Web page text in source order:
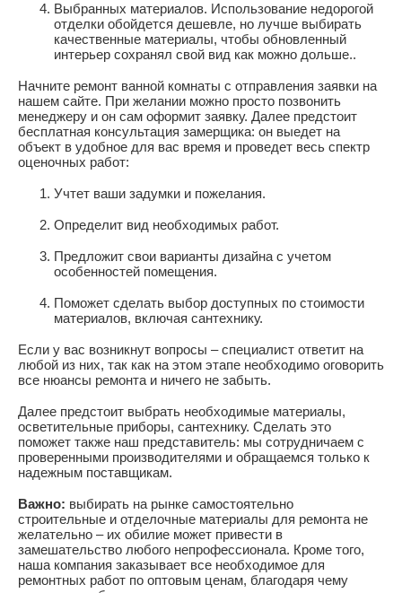
Выбранных материалов. Использование недорогой
отделки обойдется дешевле, но лучше выбирать
качественные материалы, чтобы обновленный
интерьер сохранял свой вид как можно дольше..
Начните ремонт ванной комнаты с отправления заявки на
нашем сайте. При желании можно просто позвонить
менеджеру и он сам оформит заявку. Далее предстоит
бесплатная консультация замерщика: он выедет на
объект в удобное для вас время и проведет весь спектр
оценочных работ:
Учтет ваши задумки и пожелания.
Определит вид необходимых работ.
Предложит свои варианты дизайна с учетом
особенностей помещения.
Поможет сделать выбор доступных по стоимости
материалов, включая сантехнику.
Если у вас возникнут вопросы – специалист ответит на
любой из них, так как на этом этапе необходимо оговорить
все нюансы ремонта и ничего не забыть.
Далее предстоит выбрать необходимые материалы,
осветительные приборы, сантехнику. Сделать это
поможет также наш представитель: мы сотрудничаем с
проверенными производителями и обращаемся только к
надежным поставщикам.
Важно: выбирать на рынке самостоятельно
строительные и отделочные материалы для ремонта не
желательно – их обилие может привести в
замешательство любого непрофессионала. Кроме того,
наша компания заказывает все необходимое для
ремонтных работ по оптовым ценам, благодаря чему